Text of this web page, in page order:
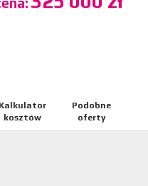
Kalkulator
kosztów
Podobne
oferty